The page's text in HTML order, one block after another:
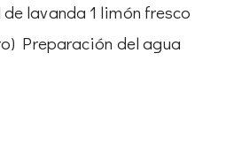
lavanda 1 limón fresco
Preparación del agua